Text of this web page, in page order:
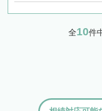
全10件